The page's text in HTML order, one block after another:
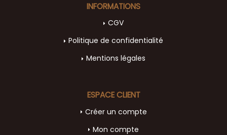
INFORMATIONS
CGV
Politique de confidentialité
Mentions légales
ESPACE CLIENT
Créer un compte
Mon compte